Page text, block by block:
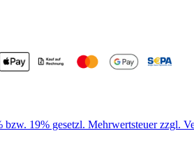
19% gesetzl. Mehrwertsteuer zzgl.